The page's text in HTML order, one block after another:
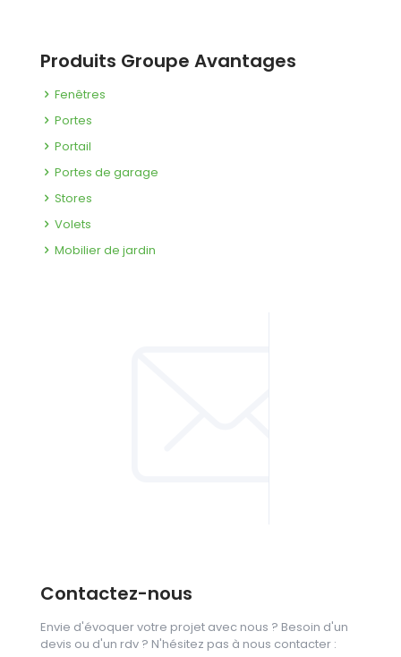
Produits Groupe Avantages
Fenêtres
Portes
Portail
Portes de garage
Stores
Volets
Mobilier de jardin
Contactez-nous
Envie d'évoquer votre projet avec nous ? Besoin d'un
devis ou d'un rdv ? N'hésitez pas à nous contacter :